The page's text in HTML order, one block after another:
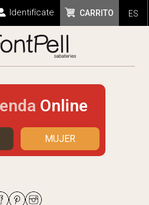
ES
CARRITO
Identifícate
Online
MUJER